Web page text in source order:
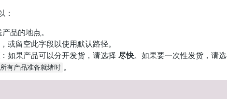
：
品的地点。
，或留空此字段以使用默认路径。
：如果产品可以分开发货，请选择 尽快。如果要一次性发货，请选
有产品准备就绪时 。